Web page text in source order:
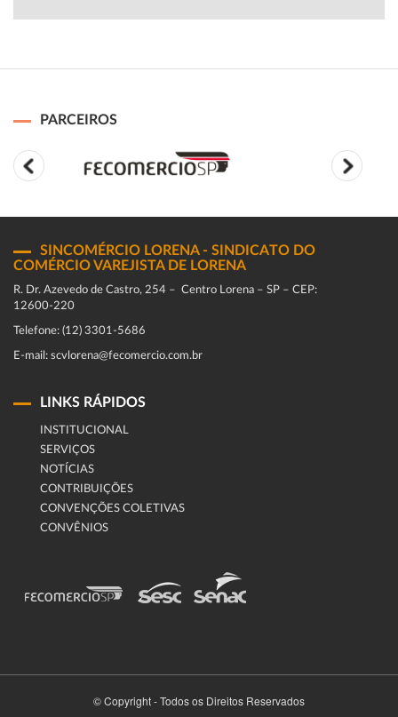
PARCEIROS
SINCOMÉRCIO LORENA - SINDICATO DO
COMÉRCIO VAREJISTA DE LORENA
R. Dr. Azevedo de Castro, 254 – Centro Lorena – SP – CEP:
12600-220
Telefone: (12) 3301-5686
E-mail: scvlorena@fecomercio.com.br
LINKS RÁPIDOS
INSTITUCIONAL
SERVIÇOS
NOTÍCIAS
CONTRIBUIÇÕES
CONVENÇÕES COLETIVAS
CONVÊNIOS
© Copyright - Todos os Direitos Reservados